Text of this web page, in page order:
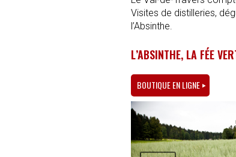
Visites de distilleries,
l’Absinthe.
L’ABSINTHE, LA FÉE
BOUTIQUE EN LIGNE